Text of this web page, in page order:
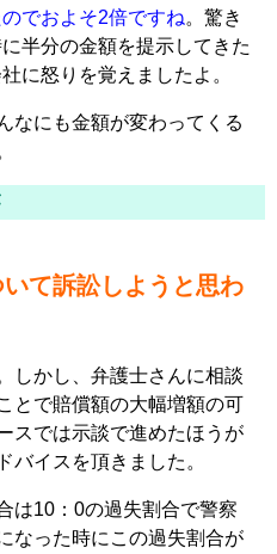
でおよそ2倍ですね。驚き
半分の金額を提示してきた
に怒りを覚えましたよ。
なにも金額が変わってくる
て訴訟しようと思わ
しかし、弁護士さんに相談
とで賠償額の大幅増額の可
スでは示談で進めたほうが
バイスを頂きました。
は10：0の過失割合で警察
なった時にこの過失割合が